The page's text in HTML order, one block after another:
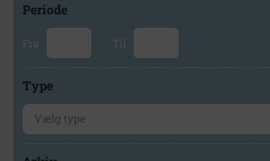
Periode
Fra Til
Type